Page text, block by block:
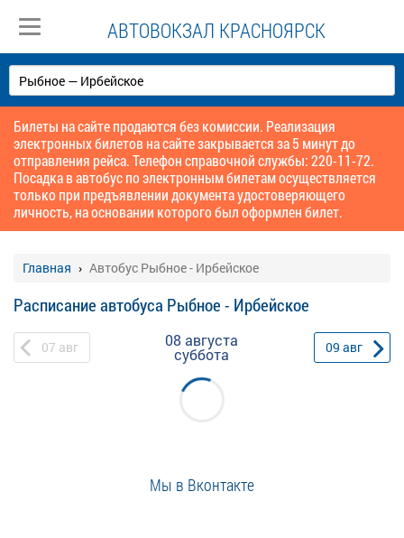
АВТОВОКЗАЛ КРАСНОЯРСК
Билеты на сайте продаются без комиссии. Реализация
электронных билетов на сайте закрывается за 5 минут до
отправления рейса. Телефон справочной службы: 220-11-72.
Посадка в автобус по электронным билетам осуществляется
только при предъявлении документа удостоверяющего
личность, на основании которого был оформлен билет.
Главная Автобус Рыбное - Ирбейское
Расписание автобуса Рыбное - Ирбейское
07 авг 08 августа
суббота 09 авг
Мы в Вконтакте